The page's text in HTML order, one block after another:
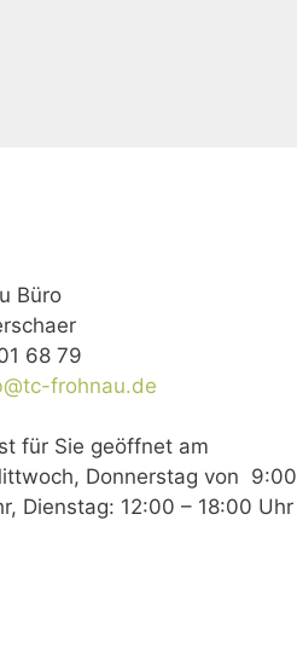
Büro
68 79
frohnau.de
für Sie geöffnet am
Donnerstag von 9:00
Dienstag: 12:00 – 18:00 Uhr